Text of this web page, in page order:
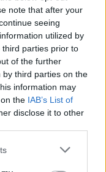
note that after your
seeing
utilized by
parties prior to
of the further
third parties on the
information may
the IAB’s List of
disclose it to other
la marque doit
marque